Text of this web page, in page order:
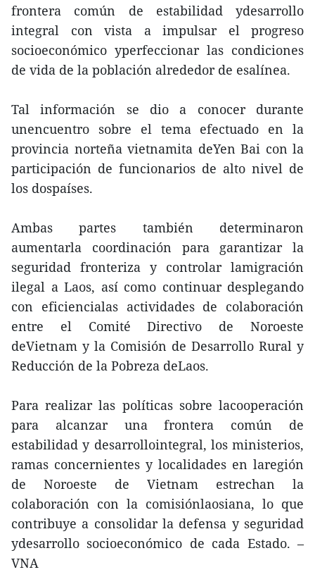
frontera común de estabilidad ydesarrollo
integral con vista a impulsar el progreso
socioeconómico yperfeccionar las condiciones
de vida de la población alrededor de esalínea.
Tal información se dio a conocer durante
unencuentro sobre el tema efectuado en la
provincia norteña vietnamita deYen Bai con la
participación de funcionarios de alto nivel de
los dospaíses.
Ambas partes también determinaron
aumentarla coordinación para garantizar la
seguridad fronteriza y controlar lamigración
ilegal a Laos, así como continuar desplegando
con eficiencialas actividades de colaboración
entre el Comité Directivo de Noroeste
deVietnam y la Comisión de Desarrollo Rural y
Reducción de la Pobreza deLaos.
Para realizar las políticas sobre lacooperación
para alcanzar una frontera común de
estabilidad y desarrollointegral, los ministerios,
ramas concernientes y localidades en laregión
de Noroeste de Vietnam estrechan la
colaboración con la comisiónlaosiana, lo que
contribuye a consolidar la defensa y seguridad
ydesarrollo socioeconómico de cada Estado. –
VNA